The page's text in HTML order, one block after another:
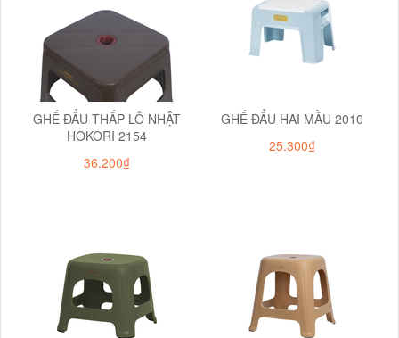
GHẾ ĐẨU THẤP LỖ NHẬT
HOKORI 2154
36.200₫
GHẾ ĐẨU HAI MẦU 2010
25.300₫